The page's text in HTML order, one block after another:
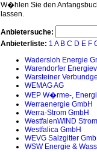
W�hlen Sie den
lassen.
Anbietersuche:
Anbieterliste: 1 A B C D E F
Wadersloh Energie
Warendorfer
Warsteiner
WEMAG AG
WEP W�rme-,
Werraenergie GmbH
Werra-Strom GmbH
WestfalenWIND
Westfalica GmbH
WEVG Salzgitter
WSW Energie &